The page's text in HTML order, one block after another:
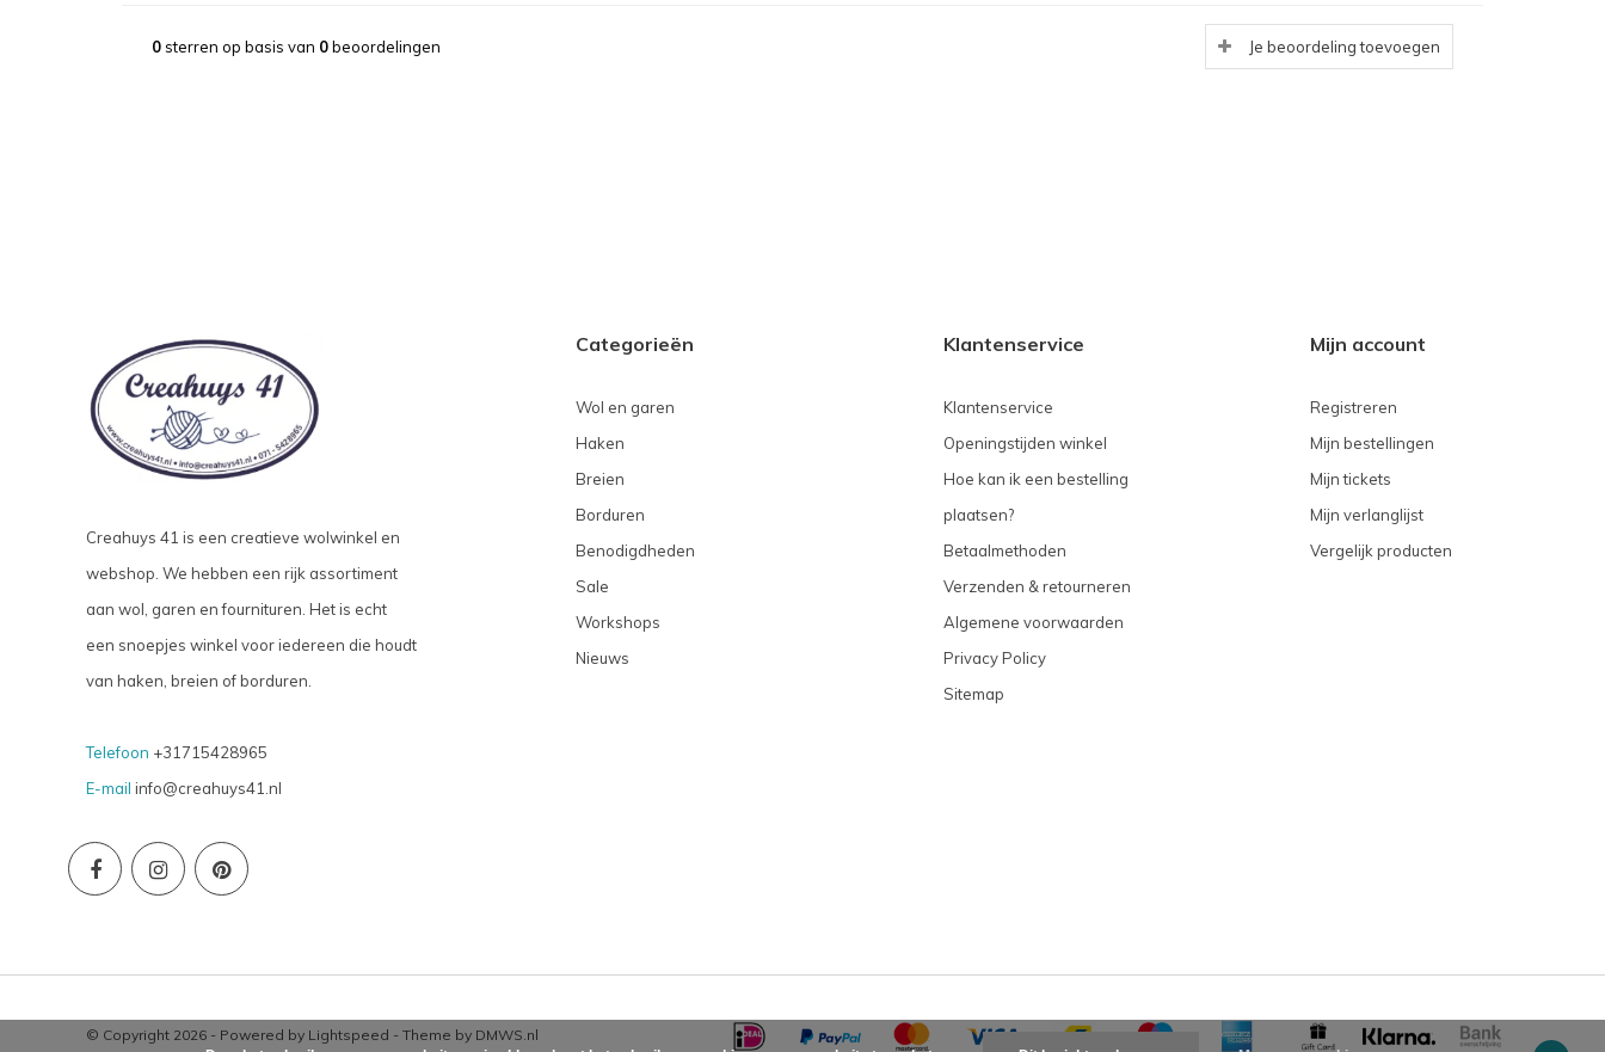
0sterren op basis van 0beoordelingen Je beoordeling toevoegen
Creahuys 41 is een creatieve wolwinkel en
webshop. We hebben een rijk assortiment
aan wol, garen en fournituren. Het is echt
een snoepjes winkel voor iedereen die houdt
van haken, breien of borduren.
Telefoon +31715428965
E-mail info@creahuys41.nl
Categorieën
Wol en garen
Haken
Breien
Borduren
Benodigdheden
Sale
Workshops
Nieuws
Klantenservice
Klantenservice
Openingstijden winkel
Hoe kan ik een bestelling
plaatsen?
Betaalmethoden
Verzenden & retourneren
Algemene voorwaarden
Privacy Policy
Sitemap
Mijn account
Registreren
Mijn bestellingen
Mijn tickets
Mijn verlanglijst
Vergelijk producten
© Copyright 2026 - Powered by Lightspeed - Theme by DMWS.nl